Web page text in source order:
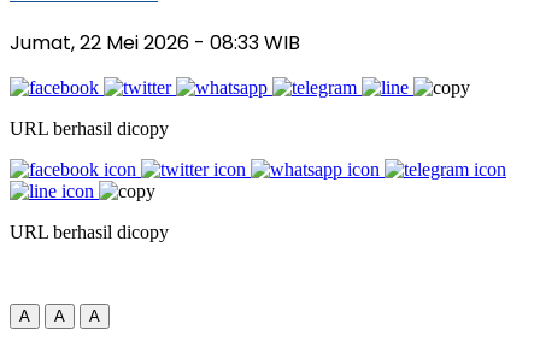
Jumat, 22 Mei 2026 - 08:33 WIB
URL berhasil dicopy
URL berhasil dicopy
A A A